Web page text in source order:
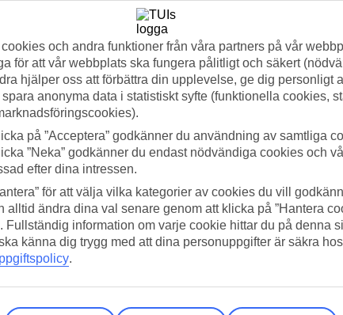
och andra funktioner från våra partners på vår
för att vår webbplats ska fungera pålitligt och säkert
hjälper oss att förbättra din upplevelse, ge dig personligt
anonyma data i statistiskt syfte (funktionella cookies,
på ”Acceptera” godkänner du användning av samtliga
”Neka” godkänner du endast nödvändiga cookies och
efter dina intressen.
för att välja vilka kategorier av cookies du vill
alltid ändra dina val senare genom att klicka på ”Hantera
Fullständig information om varje cookie hittar du på denna
känna dig trygg med att dina personuppgifter är säkra
.